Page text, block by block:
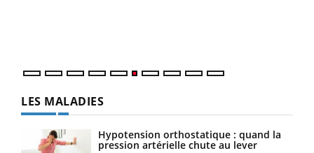
LES MALADIES
Hypotension orthostatique : quand la
pression artérielle chute au lever